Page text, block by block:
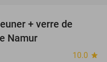
+ verre de
Namur
10.0 star